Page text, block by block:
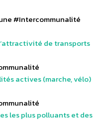
#Intercommunalité
de transports
actives (marche, vélo)
les plus polluants et des